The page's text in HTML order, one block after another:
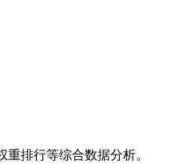
排行等综合数据分析。